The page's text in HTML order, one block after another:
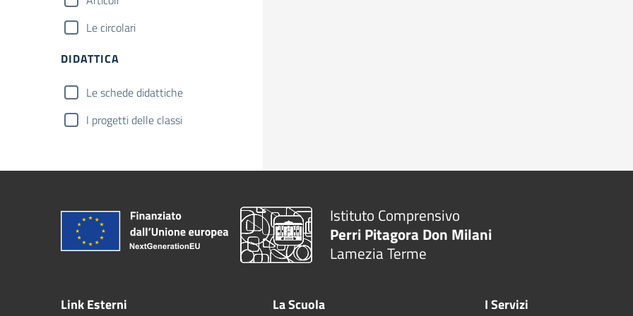
Le circolari
DIDATTICA
Le schede didattiche
I progetti delle classi
Istituto Comprensivo
Perri Pitagora Don Milani
Lamezia Terme
Link Esterni La Scuola I Servizi